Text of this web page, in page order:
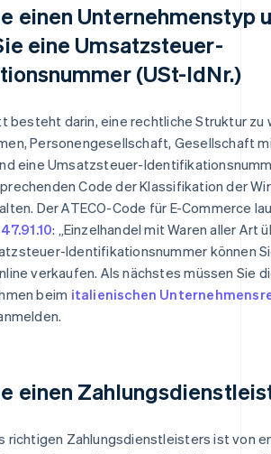
einen Unternehmenstyp
eine Umsatzsteuer-
(USt-IdNr.)
besteht darin, eine rechtliche Struktur zu
Personengesellschaft, Gesellschaft
eine Umsatzsteuer-
Code der Klassifikation der
Der ATECO-Code für E-Commerce
47.91.10: „Einzelhandel mit Waren aller Art
Identifikationsnummer können
verkaufen. Als nächstes müssen Sie
beim italienischen
einen
richtigen Zahlungsdienstleisters ist von